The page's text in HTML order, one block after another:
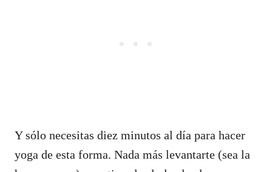
Y sólo necesitas diez minutos al día para hacer
yoga de esta forma. Nada más levantarte (sea la